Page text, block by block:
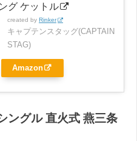
ング ケットル
created by Rinker
キャプテンスタッグ(CAPTAIN
STAG)
Amazon
ングル 直火式 燕三条